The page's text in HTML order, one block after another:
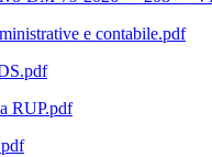
e contabile.pdf
RUP.pdf